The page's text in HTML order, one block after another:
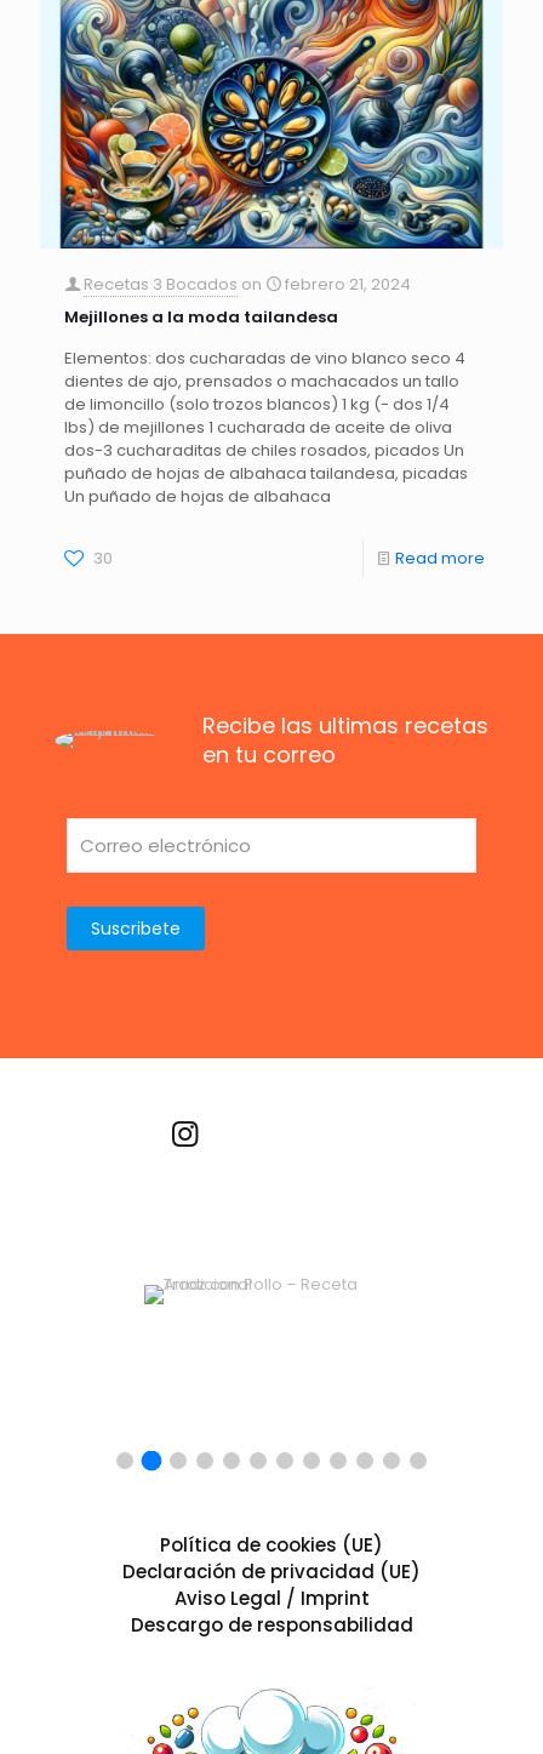
Recetas 3 Bocados on
febrero 21, 2024
Mejillones a la moda tailandesa
Elementos: dos cucharadas de vino blanco seco 4
dientes de ajo, prensados ​​o machacados un tallo
de limoncillo (solo trozos blancos) 1 kg (- dos 1/4
lbs) de mejillones 1 cucharada de aceite de oliva
dos-3 cucharaditas de chiles rosados, picados Un
puñado de hojas de albahaca tailandesa, picadas
Un puñado de hojas de albahaca
30 Read more
Recibe las ultimas recetas
en tu correo
Política de cookies (UE)
Declaración de privacidad (UE)
Aviso Legal / Imprint
Descargo de responsabilidad